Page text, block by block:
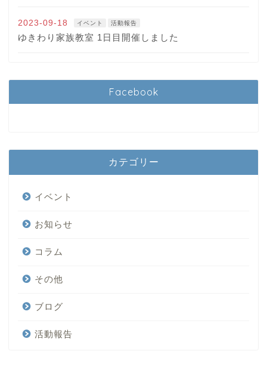
2023-09-18 イベント 活動報告
ゆきわり家族教室 1日目開催しました
Facebook
カテゴリー
イベント
お知らせ
コラム
その他
ブログ
活動報告